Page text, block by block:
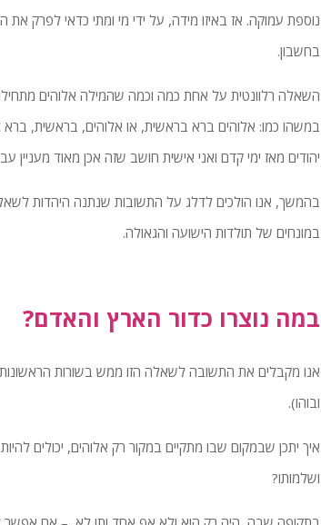
נוספת עמוקה. אז באיזו מידה, על ידי מי ומתי כדאי לפרק
בחשבון.
השאלה רלוונטית על אחת כמה וכמה שהמילה אלוהים
במשהו כמו: אלוהים ברא בראשית, או אלוהים, בראשית,
יהודים מאז ימי קדם ואני אישית חושב שזה אכן מאוד מעניין
בהמשך, אנו הולכים לדלג על התשובות שנתנה היהדות
במונחים של תולדות הישועה והגאולה.
במה נוצרו כדור הארץ והאדם?
ובוהו).
איך יתכן שבמקום שבו מתקיים במקור רק אלוהים, יכולים
ושלמותו?